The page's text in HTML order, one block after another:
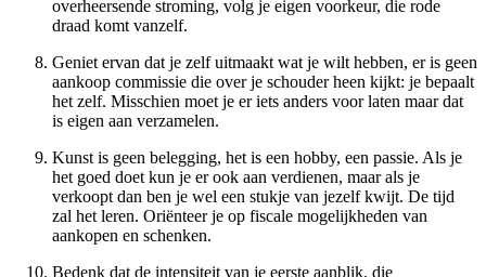
overheersende stroming, volg je eigen voorkeur, die rode
draad komt vanzelf.
Geniet ervan dat je zelf uitmaakt wat je wilt hebben, er is geen
aankoop commissie die over je schouder heen kijkt: je bepaalt
het zelf. Misschien moet je er iets anders voor laten maar dat
is eigen aan verzamelen.
Kunst is geen belegging, het is een hobby, een passie. Als je
het goed doet kun je er ook aan verdienen, maar als je
verkoopt dan ben je wel een stukje van jezelf kwijt. De tijd
zal het leren. Oriënteer je op fiscale mogelijkheden van
aankopen en schenken.
Bedenk dat de intensiteit van je eerste aanblik, die